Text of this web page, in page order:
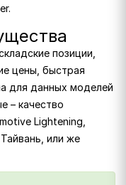
позиции,
цены, быстрая
для данных моделей
– качество
Lightening,
или же